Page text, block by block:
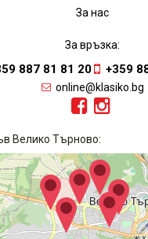
За нас
За връзка:
887 81 81 20 +359
online@klasiko.bg
Велико Търново: